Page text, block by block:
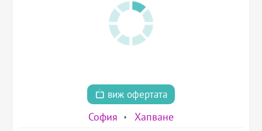
виж офертата
София Хапване